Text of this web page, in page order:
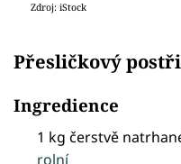
Zdroj: iStock
Přesličkový
Ingredience
1 kg čerstvě
rolní